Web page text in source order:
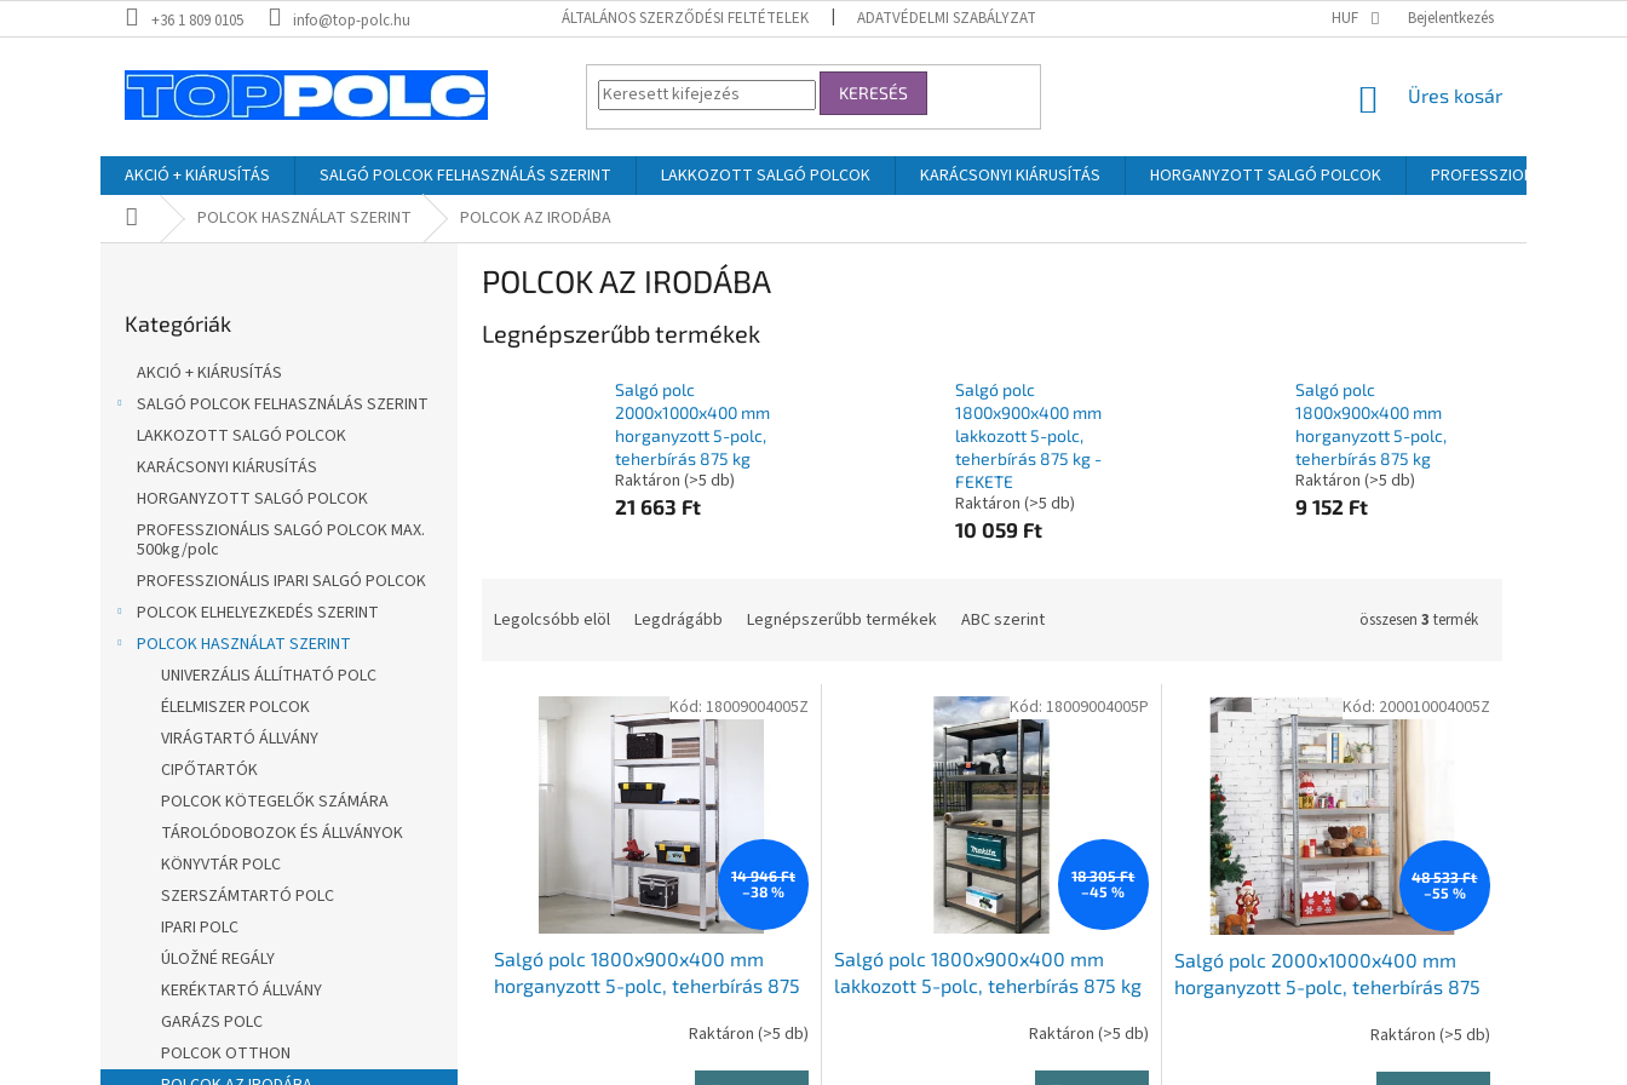
a
+36 1 809 0105 info@top-polc.hu ÁLTALÁNOS SZERZŐDÉSI FELTÉTELEK ADATVÉDELMI SZABÁLYZAT HUF Bejelentkezés
KERESÉS KOSÁR
Üres kosár
AKCIÓ + KIÁRUSÍTÁS SALGÓ POLCOK FELHASZNÁLÁS SZERINT LAKKOZOTT SALGÓ POLCOK KARÁCSONYI KIÁRUSÍTÁS HORGANYZOTT SALGÓ POLCOK
PROFESSZIONÁLIS
KezdőlapPOLCOK HASZNÁLAT SZERINT POLCOK AZ IRODÁBA
átugrása
Kategóriák
AKCIÓ + KIÁRUSÍTÁS
SALGÓ POLCOK FELHASZNÁLÁS SZERINT
LAKKOZOTT SALGÓ POLCOK
KARÁCSONYI KIÁRUSÍTÁS
HORGANYZOTT SALGÓ POLCOK
PROFESSZIONÁLIS SALGÓ POLCOK MAX.
500kg/polc
PROFESSZIONÁLIS IPARI SALGÓ POLCOK
POLCOK ELHELYEZKEDÉS SZERINT
POLCOK HASZNÁLAT SZERINT
UNIVERZÁLIS ÁLLÍTHATÓ POLC
ÉLELMISZER POLCOK
VIRÁGTARTÓ ÁLLVÁNY
CIPŐTARTÓK
POLCOK KÖTEGELŐK SZÁMÁRA
TÁROLÓDOBOZOK ÉS ÁLLVÁNYOK
KÖNYVTÁR POLC
SZERSZÁMTARTÓ POLC
IPARI POLC
ÚLOŽNÉ REGÁLY
KERÉKTARTÓ ÁLLVÁNY
GARÁZS POLC
POLCOK OTTHON
POLCOK AZ IRODÁBA
Legnépszerűbb termékek
Salgó polc
2000x1000x400 mm
horganyzott 5-polc,
teherbírás 875 kg
Raktáron (>5 db)
21 663 Ft
Salgó polc
1800x900x400 mm
lakkozott 5-polc,
teherbírás 875 kg -
FEKETE
Raktáron (>5 db)
10 059 Ft
Salgó polc
1800x900x400 mm
horganyzott 5-polc,
teherbírás 875 kg
Raktáron (>5 db)
9 152 Ft
Legolcsóbb elöl Legdrágább Legnépszerűbb termékek ABC szerint összesen 3 termék
14 946 Ft
–38 %
Salgó polc 1800x900x400 mm
horganyzott 5-polc, teherbírás 875
Raktáron (>5 db)
Kód: 18009004005Z
18 305 Ft
–45 %
Salgó polc 1800x900x400 mm
lakkozott 5-polc, teherbírás 875 kg
Raktáron (>5 db)
Kód: 18009004005P
48 533 Ft
–55 %
Salgó polc 2000x1000x400 mm
horganyzott 5-polc, teherbírás 875
Raktáron (>5 db)
Kód: 200010004005Z